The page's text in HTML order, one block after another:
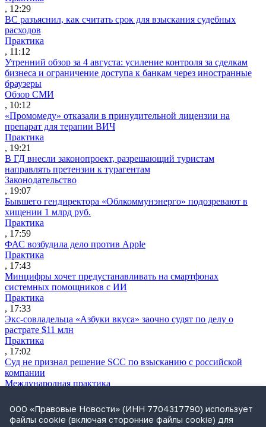
, 12:29
ВС разъяснил, как считать срок для взыскания судебных
расходов
Практика
, 11:12
Утренний обзор за 4 августа: усиление контроля за сделкам
бизнеса и ограничение доступа к банкам через иностранные
браузеры
Обзор СМИ
, 10:12
«Промомеду» отказали в принудительной лицензии на
препарат для терапии ВИЧ
Практика
, 19:21
В ГД внесли законопроект, разрешающий туристам
направлять претензии к турагентам
Законодательство
, 19:07
Бывшего гендиректора «Облкоммунэнерго» подозревают в
хищении 1 млрд руб.
Практика
, 17:59
ФАС возбудила дело против Apple
Практика
, 17:43
Минцифры хочет предустанавливать на смартфонах
системных помощников с ИИ
Практика
, 17:33
Экс-совладельца «Азбуки вкуса» заочно судят по делу о
растрате $11 млн
Практика
, 17:02
Суд не признал решение SCC по взысканию с российской
компании
Международная практика
Дроны могут начать применять для фиксации нарушений
ПДД
ООО «Правовые Новости» (ИНН 7704317790) использует
файлы cookie (включая сторонние файлы cookie) для